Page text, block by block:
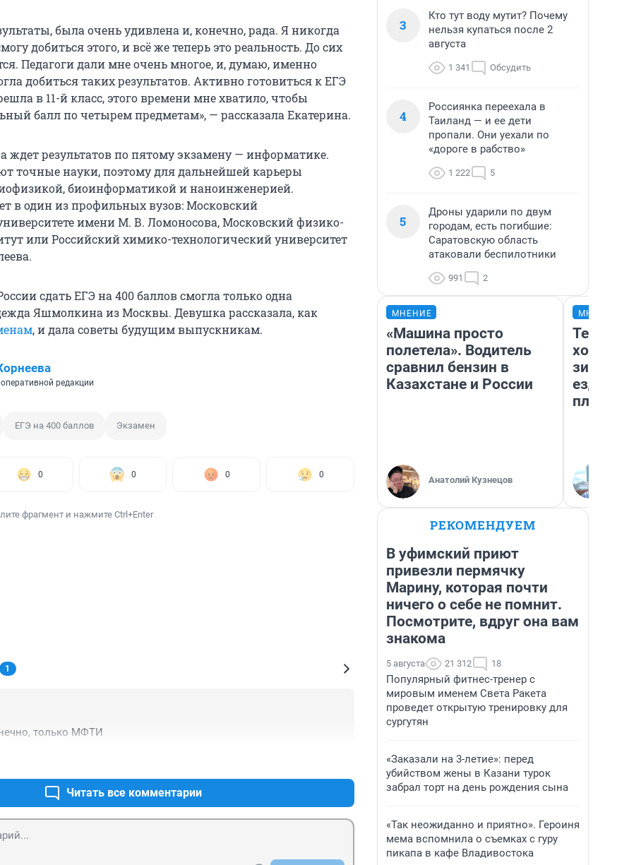
была очень удивлена и, конечно, рада. Я никогда
добиться этого, и всё же теперь это реальность. До сих
Педагоги дали мне очень многое, и, думаю, именно
добиться таких результатов. Активно готовиться к ЕГЭ
в 11-й класс, этого времени мне хватило, чтобы
балл по четырем предметам», — рассказала Екатерина.
ждет результатов по пятому экзамену — информатике.
точные науки, поэтому для дальнейшей карьеры
биоинформатикой и наноинженерией.
в один из профильных вузов: Московский
имени М. В. Ломоносова, Московский физико-
или Российский химико-технологический университет
сдать ЕГЭ на 400 баллов смогла только одна
Яшмолкина из Москвы. Девушка рассказала, как
, и дала советы будущим выпускникам.
редакции
ЕГЭ на 400 баллов Экзамен
0 0 0 0
фрагмент и нажмите Ctrl+Enter
1
только МФТИ
Читать все комментарии
3
Кто тут воду мутит? Почему
нельзя купаться после 2
августа
1 341 Обсудить
4
Россиянка переехала в
Таиланд — и ее дети
пропали. Они уехали по
«дороге в рабство»
1 222 5
5
Дроны ударили по двум
городам, есть погибшие:
Саратовскую область
атаковали беспилотники
991 2
МНЕНИЕ
«Машина просто
полетела». Водитель
сравнил бензин в
Казахстане и России
Анатолий Кузнецов
ездит
РЕКОМЕНДУЕМ
В уфимский приют
привезли пермячку
Марину, которая почти
ничего о себе не помнит.
Посмотрите, вдруг она вам
знакома
5 августа 21 312 18
Популярный фитнес-тренер с
мировым именем Света Ракета
проведет открытую тренировку для
сургутян
«Заказали на 3-летие»: перед
убийством жены в Казани турок
забрал торт на день рождения сына
«Так неожиданно и приятно». Героиня
мема вспомнила о съемках с гуру
пикапа в кафе Владивостока